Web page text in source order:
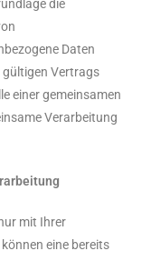
die
Daten
gültigen Vertrags
einer gemeinsamen
Verarbeitung
mit Ihrer
eine bereits